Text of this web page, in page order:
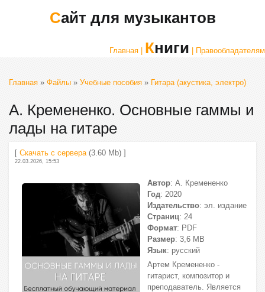
Сайт для музыкантов
Главная | Книги | Правообладателям
Главная » Файлы » Учебные пособия » Гитара (акустика, электро)
А. Кремененко. Основные гаммы и
лады на гитаре
[ Скачать с сервера(3.60 Mb) ]
22.03.2026, 15:53
Автор: А. Кремененко
Год: 2020
Издательство: эл. издание
Страниц: 24
Формат: PDF
Размер: 3,6 МВ
Язык: русский
Артем Кремененко -
гитарист, композитор и
преподаватель. Является